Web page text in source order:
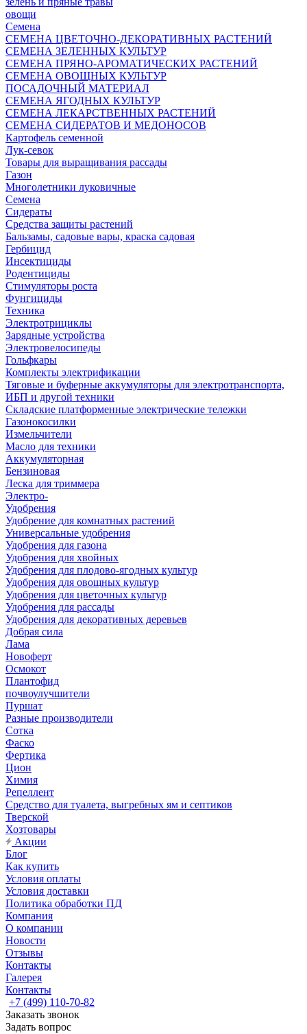
овощи
Семена
СЕМЕНА ЦВЕТОЧНО-ДЕКОРАТИВНЫХ РАСТЕНИЙ
СЕМЕНА ЗЕЛЕННЫХ КУЛЬТУР
СЕМЕНА ПРЯНО-АРОМАТИЧЕСКИХ РАСТЕНИЙ
СЕМЕНА ОВОЩНЫХ КУЛЬТУР
ПОСАДОЧНЫЙ МАТЕРИАЛ
СЕМЕНА ЯГОДНЫХ КУЛЬТУР
СЕМЕНА ЛЕКАРСТВЕННЫХ РАСТЕНИЙ
СЕМЕНА СИДЕРАТОВ И МЕДОНОСОВ
Картофель семенной
Лук-севок
Товары для выращивания рассады
Газон
Многолетники луковичные
Семена
Сидераты
Средства защиты растений
Бальзамы, садовые вары, краска садовая
Гербицид
Инсектициды
Родентициды
Стимуляторы роста
Фунгициды
Техника
Электротрициклы
Зарядные устройства
Электровелосипеды
Гольфкары
Комплекты электрификации
Тяговые и буферные аккумуляторы для электротранспорта,
ИБП и другой техники
Складские платформенные электрические тележки
Газонокосилки
Измельчители
Масло для техники
Аккумуляторная
Бензиновая
Леска для триммера
Электро-
Удобрения
Удобрение для комнатных растений
Универсальные удобрения
Удобрения для газона
Удобрения для хвойных
Удобрения для плодово-ягодных культур
Удобрения для овощных культур
Удобрения для цветочных культур
Удобрения для рассады
Удобрения для декоративных деревьев
Добрая сила
Лама
Новоферт
Осмокот
Плантофид
почвоулучшители
Пуршат
Разные производители
Сотка
Фаско
Фертика
Цион
Химия
Репеллент
Средство для туалета, выгребных ям и септиков
Тверской
Хозтовары
Акции
Блог
Как купить
Условия оплаты
Условия доставки
Политика обработки ПД
Компания
О компании
Новости
Отзывы
Контакты
Галерея
Контакты
+7 (499) 110-70-82
Заказать звонок
Задать вопрос